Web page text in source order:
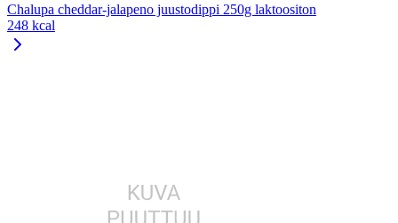
Chalupa cheddar-jalapeno juustodippi 250g laktoositon
248 kcal